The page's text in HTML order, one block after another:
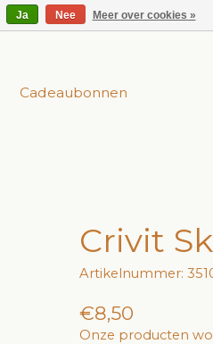
Cadeaubonnen
Crivit
Artikelnummer:
€8,50
Onze producten
Ja Nee Meer over cookies »